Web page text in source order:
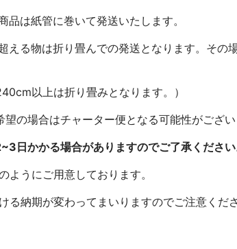
は紙管に巻いて発送いたします。
る物は折り畳んでの発送となります。その
以上は折り畳みとなります。）
の場合はチャーター便となる可能性がござ
日かかる場合がありますのでご了承ください
ようにご用意しております。
る納期が変わってまいりますのでご注意くださ